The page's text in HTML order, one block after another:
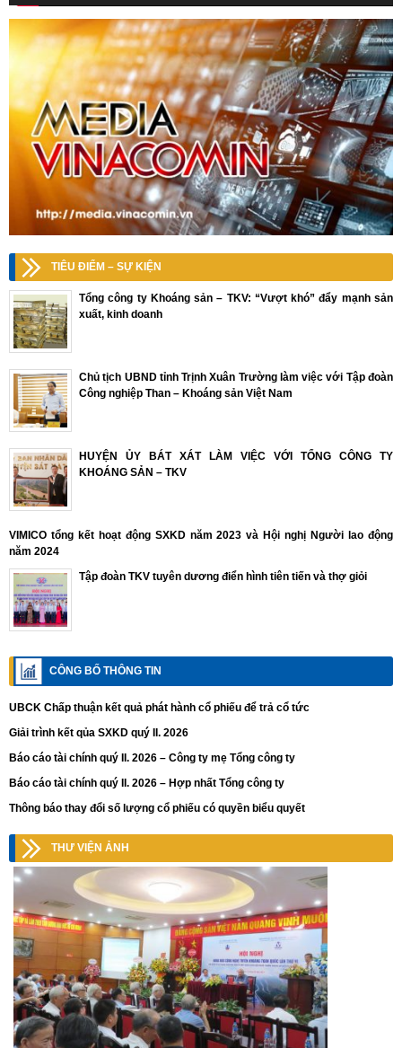
TIÊU ĐIỂM – SỰ KIỆN
Tổng công ty Khoáng sản – TKV: “Vượt khó” đẩy mạnh sản
xuất, kinh doanh
Chủ tịch UBND tỉnh Trịnh Xuân Trường làm việc với Tập đoàn
Công nghiệp Than – Khoáng sản Việt Nam
HUYỆN ỦY BÁT XÁT LÀM VIỆC VỚI TỔNG CÔNG TY
KHOÁNG SẢN – TKV
VIMICO tổng kết hoạt động SXKD năm 2023 và Hội nghị Người lao động
năm 2024
Tập đoàn TKV tuyên dương điển hình tiên tiến và thợ giỏi
CÔNG BỐ THÔNG TIN
UBCK Chấp thuận kết quả phát hành cổ phiếu để trả cổ tức
Giải trình kết qủa SXKD quý II. 2026
Báo cáo tài chính quý II. 2026 – Công ty mẹ Tổng công ty
Báo cáo tài chính quý II. 2026 – Hợp nhất Tổng công ty
Thông báo thay đổi số lượng cổ phiếu có quyền biểu quyết
THƯ VIỆN ẢNH